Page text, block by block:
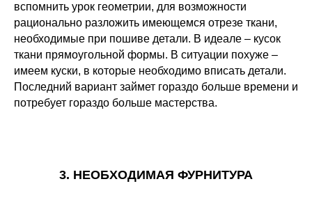
вспомнить урок геометрии, для возможности
рационально разложить имеющемся отрезе ткани,
необходимые при пошиве детали. В идеале – кусок
ткани прямоугольной формы. В ситуации похуже –
имеем куски, в которые необходимо вписать детали.
Последний вариант займет гораздо больше времени и
потребует гораздо больше мастерства.
3. НЕОБХОДИМАЯ ФУРНИТУРА